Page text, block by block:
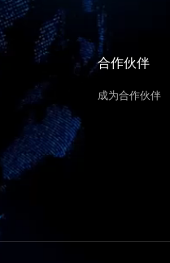
合作伙伴
成为合作伙伴